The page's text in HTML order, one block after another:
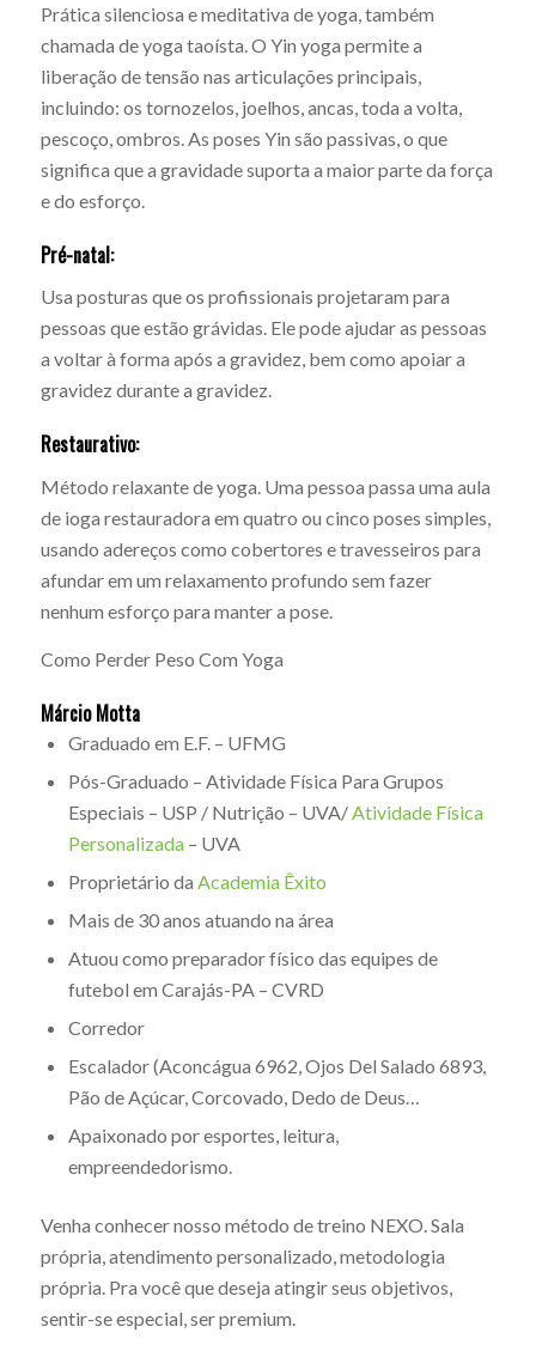
Prática silenciosa e meditativa de yoga, também
chamada de yoga taoísta. O Yin yoga permite a
liberação de tensão nas articulações principais,
incluindo: os tornozelos, joelhos, ancas, toda a volta,
pescoço, ombros. As poses Yin são passivas, o que
significa que a gravidade suporta a maior parte da força
e do esforço.
Pré-natal:
Usa posturas que os profissionais projetaram para
pessoas que estão grávidas. Ele pode ajudar as pessoas
a voltar à forma após a gravidez, bem como apoiar a
gravidez durante a gravidez.
Restaurativo:
Método relaxante de yoga. Uma pessoa passa uma aula
de ioga restauradora em quatro ou cinco poses simples,
usando adereços como cobertores e travesseiros para
afundar em um relaxamento profundo sem fazer
nenhum esforço para manter a pose.
Como Perder Peso Com Yoga
Márcio Motta
Graduado em E.F. – UFMG
Pós-Graduado – Atividade Física Para Grupos
Especiais – USP / Nutrição – UVA/ Atividade Física
Personalizada– UVA
Proprietário da Academia Êxito
Mais de 30 anos atuando na área
Atuou como preparador físico das equipes de
futebol em Carajás-PA – CVRD
Corredor
Escalador (Aconcágua 6962, Ojos Del Salado 6893,
Pão de Açúcar, Corcovado, Dedo de Deus…
Apaixonado por esportes, leitura,
empreendedorismo.
Venha conhecer nosso método de treino NEXO. Sala
própria, atendimento personalizado, metodologia
própria. Pra você que deseja atingir seus objetivos,
sentir-se especial, ser premium.